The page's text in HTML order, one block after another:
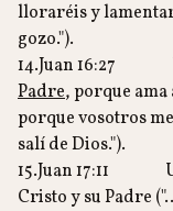
lloraréis y
gozo.").
14.Juan 16:27
Padre, porque
porque vosotros
salí de Dios.").
15.Juan 17:11
Cristo y su Padre